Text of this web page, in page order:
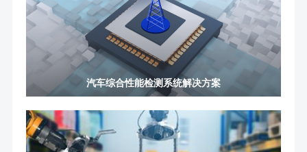
汽车综合性能检测系统解决方案